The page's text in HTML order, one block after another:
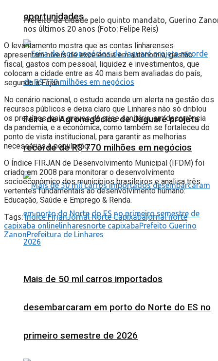
oportunidades
Feira de Agronegócios de Jaguaré projeta
recorde de R$ 770 milhões em negócios
Mais de 50 mil carros importados
desembarcaram em porto do Norte do ES no
primeiro semestre de 2026
Prefeito da cidade pelo quinto mandato, Guerino
nos últimos 20 anos (Foto: Felipe Reis)
O levantamento mostra que as contas linharenses
apresentam níveis de excelência em autonomia, gestão
fiscal, gastos com pessoal, liquidez e investimentos, que
colocam a cidade entre as 40 mais bem avaliadas do país,
segundo a Firjan.
No cenário nacional, o estudo acende um alerta na gestão dos
recursos públicos e deixa claro que Linhares não só driblou
os prejuízos mais graves da crise sanitária, em decorrência
da pandemia, e a econômica, como também se fortaleceu do
ponto de vista institucional, para garantir as melhorias
necessárias à população.
O Índice FIRJAN de Desenvolvimento Municipal (IFDM) foi
criado em 2008 para monitorar o desenvolvimento
socioeconômico dos municípios brasileiros e analisa três
vertentes fundamentais ao desenvolvimento humano:
Educação, Saúde e Emprego & Renda.
Tags: Índice FirjanJornal Norte Capixabajornal norte
capixaba onlinelinharesnorte capixabaPrefeito Guerino
ZanonPrefeitura de Linhares